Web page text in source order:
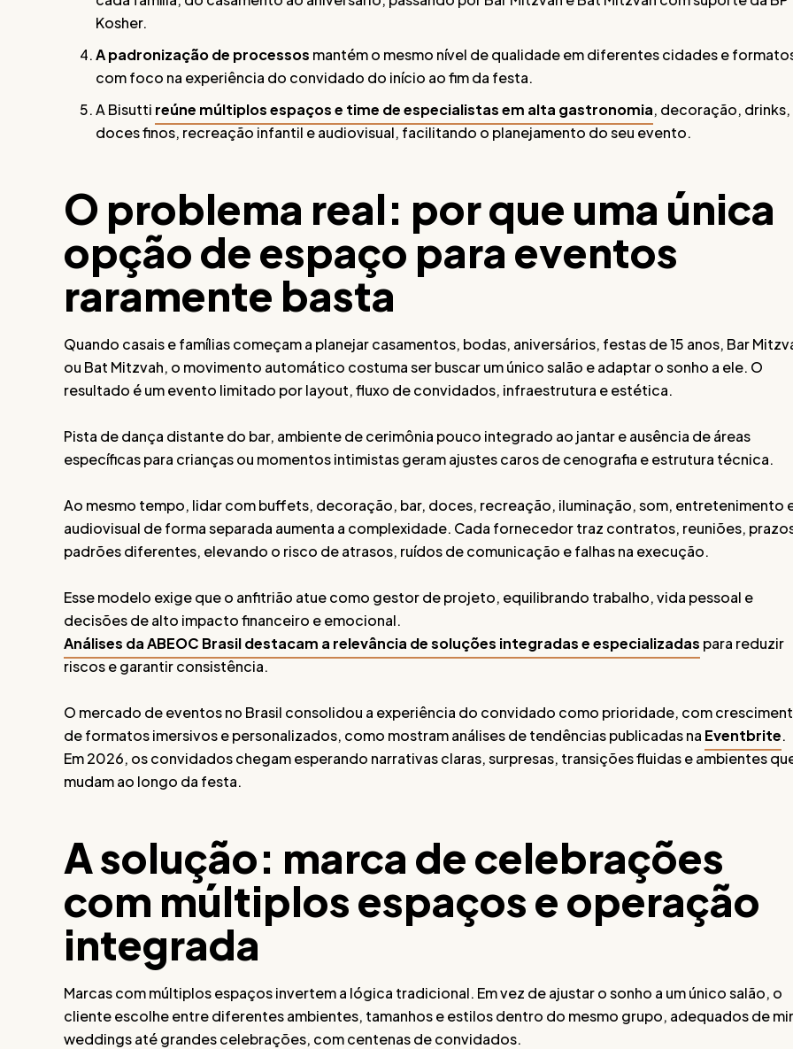
Kosher.
A padronização de processos mantém o mesmo nível de qualidade em diferentes cidades e
com foco na experiência do convidado do início ao fim da festa.
A Bisutti reúne múltiplos espaços e time de especialistas em alta gastronomia, decoração, drinks,
doces finos, recreação infantil e audiovisual, facilitando o planejamento do seu evento.
O problema real: por que uma única
opção de espaço para eventos
raramente basta
Quando casais e famílias começam a planejar casamentos, bodas, aniversários, festas de 15 anos, Bar
ou Bat Mitzvah, o movimento automático costuma ser buscar um único salão e adaptar o sonho a ele. O
resultado é um evento limitado por layout, fluxo de convidados, infraestrutura e estética.
Pista de dança distante do bar, ambiente de cerimônia pouco integrado ao jantar e ausência de áreas
específicas para crianças ou momentos intimistas geram ajustes caros de cenografia e estrutura técnica.
Ao mesmo tempo, lidar com buffets, decoração, bar, doces, recreação, iluminação, som, entretenimento
audiovisual de forma separada aumenta a complexidade. Cada fornecedor traz contratos, reuniões,
padrões diferentes, elevando o risco de atrasos, ruídos de comunicação e falhas na execução.
Esse modelo exige que o anfitrião atue como gestor de projeto, equilibrando trabalho, vida pessoal e
decisões de alto impacto financeiro e emocional.
Análises da ABEOC Brasil destacam a relevância de soluções integradas e especializadas para reduzir
riscos e garantir consistência.
O mercado de eventos no Brasil consolidou a experiência do convidado como prioridade, com
de formatos imersivos e personalizados, como mostram análises de tendências publicadas na Eventbrite.
Em 2026, os convidados chegam esperando narrativas claras, surpresas, transições fluidas e ambientes
mudam ao longo da festa.
A solução: marca de celebrações
com múltiplos espaços e operação
integrada
Marcas com múltiplos espaços invertem a lógica tradicional. Em vez de ajustar o sonho a um único salão, o
cliente escolhe entre diferentes ambientes, tamanhos e estilos dentro do mesmo grupo, adequados de
weddings até grandes celebrações, com centenas de convidados.